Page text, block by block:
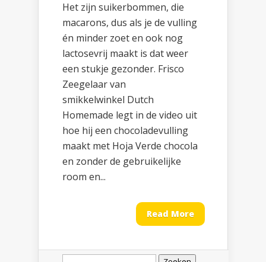
Het zijn suikerbommen, die
macarons, dus als je de vulling
én minder zoet en ook nog
lactosevrij maakt is dat weer
een stukje gezonder. Frisco
Zeegelaar van
smikkelwinkel Dutch
Homemade legt in de video uit
hoe hij een chocoladevulling
maakt met Hoja Verde chocola
en zonder de gebruikelijke
room en...
Read More
Zoeken